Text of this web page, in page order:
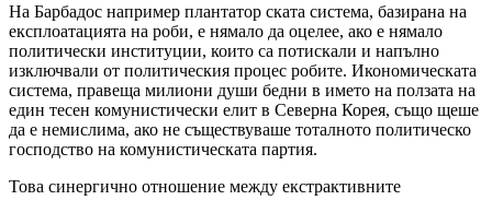
На Барбадос например плантатор ската система, базирана на
експлоатацията на роби, е нямало да оцелее, ако е нямало
политически институции, които са потискали и напълно
изключвали от политическия процес робите. Икономическата
система, правеща милиони души бедни в името на ползата на
един тесен комунистически елит в Северна Корея, също щеше
да е немислима, ако не съществуваше тоталното политическо
господство на комунистическата партия.
Това синергично отношение между екстрактивните